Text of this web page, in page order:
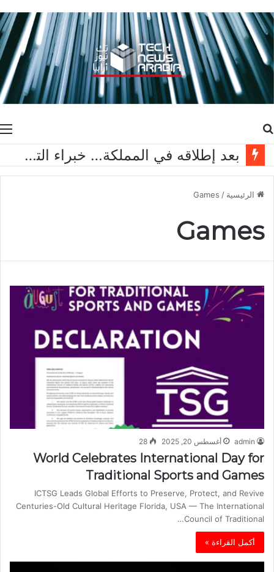
عن
بعد إطلاقه في المملكة… خبراء التقنية ورواد مجتمع الألعاب يشاركون انطباعاتهم حول TECNO POVA 8 Pro 5G
الرئيسية /
Games
Games
admin أغسطس 20, 2025 28
World Celebrates International Day for
Traditional Sports and Games
ICTSG Leads Global Efforts to Preserve, Protect, and Revive
Centuries-Old Cultural Heritage Florida, USA — The International
Council of Traditional…
أكمل القراءة »